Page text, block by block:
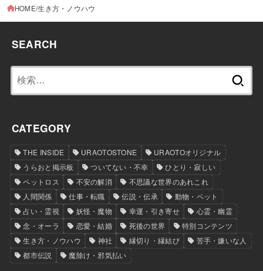
HOME 生き方・ノウハウ
SEARCH
CATEGORY
THE INSIDE URAOTOSTONE
URAOTOオリジナル
うらおと掲示板
ついてない・不幸
ひとり・寂しい
ペットロス
不安の解消
不思議な世界のあれこれ
人間関係
仕事・転職 伝説・伝承
動物・ペット
占い・霊視
妖怪・魔物 幸運・引き寄せ
心霊・幽霊
念・オーラ
恋愛・結婚 死後の世界
特別コンテンツ
生き方・ノウハウ
神社 縁切り・縁結び
苦手・嫌いな人
都市伝説
魔除け・邪気払い